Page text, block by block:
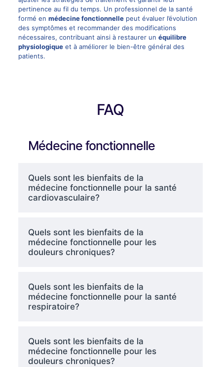
pertinence au fil du temps. Un professionnel de la santé
formé en médecine fonctionnellepeut évaluer l’évolution
des symptômes et recommander des modifications
nécessaires, contribuant ainsi à restaurer un équilibre
physiologiqueet à améliorer le bien-être général des
patients.
FAQ
Médecine fonctionnelle
Quels sont les bienfaits de la
médecine fonctionnelle pour la santé
cardiovasculaire?
Quels sont les bienfaits de la
médecine fonctionnelle pour les
douleurs chroniques?
Quels sont les bienfaits de la
médecine fonctionnelle pour la santé
respiratoire?
Quels sont les bienfaits de la
médecine fonctionnelle pour les
douleurs chroniques?